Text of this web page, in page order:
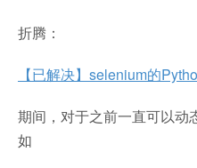
折腾：
【已解决】selenium的
期间，对于之前一直可以动
如